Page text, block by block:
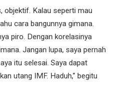
objektif. Kalau seperti mau
cara bangunnya gimana.
piro. Dengan korelasinya
Jangan lupa, saya pernah
itu selesai. Saya dapat
utang IMF. Haduh,” begitu